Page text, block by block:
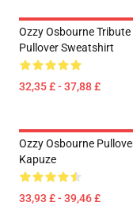
Ozzy Osbourne
Pullover Sweatshirt
32,35 £ - 37,88 £
Ozzy Osbourne
Kapuze
33,93 £ - 39,46 £